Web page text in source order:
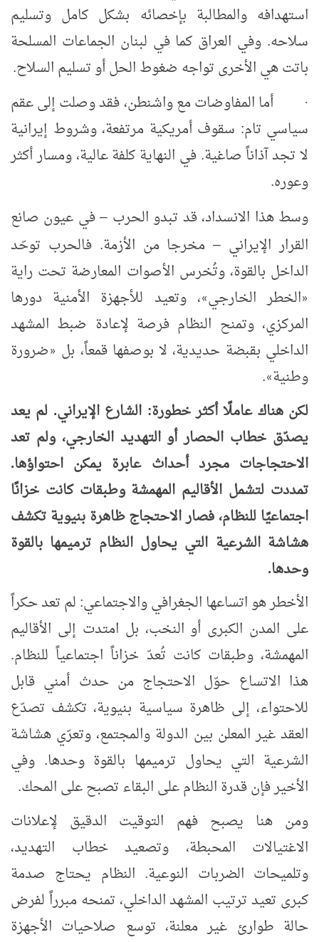
استهدافه والمطالبة بإخصائه بشكل كامل وتسليم
سلاحه. وفي العراق كما في لبنان الجماعات المسلحة
باتت هي الأخرى تواجه ضغوط الحل أو تسليم السلاح.
·
أما المفاوضات مع واشنطن، فقد وصلت إلى عقم
سياسي تام: سقوف أمريكية مرتفعة، وشروط إيرانية
لا تجد آذاناً صاغية. في النهاية كلفة عالية، ومسار أكثر
وعوره.
وسط هذا الانسداد، قد تبدو الحرب –في عيون صانع
القرار الإيراني –مخرجا من الأزمة. فالحرب توحّد
الداخل بالقوة، وتُخرس الأصوات المعارضة تحت راية
«الخطر الخارجي»، وتعيد للأجهزة الأمنية دورها
المركزي، وتمنح النظام فرصة لإعادة ضبط المشهد
الداخلي بقبضة حديدية، لا بوصفها قمعاً، بل « ضرورة
وطنية»
.
لكن هناك عاملًا أكثر خطورة: الشارع الإيراني. لم يعد
يصدّق خطاب الحصار أو التهديد الخارجي، ولم تعد
الاحتجاجات مجرد أحداث عابرة يمكن احتواؤها.
تمددت لتشمل الأقاليم المهمشة وطبقات كانت خزانًا
اجتماعيًا للنظام، فصار الاحتجاج ظاهرة بنيوية تكشف
هشاشة الشرعية التي يحاول النظام ترميمها بالقوة
وحدها.
الأخطر هو اتساعها الجغرافي والاجتماعي: لم تعد حكراً
على المدن الكبرى أو النخب، بل امتدت إلى الأقاليم
المهمشة، وطبقات كانت تُعدّ خزاناً اجتماعياً للنظام.
هذا الاتساع حوّل الاحتجاج من حدث أمني قابل
للاحتواء، إلى ظاهرة سياسية بنيوية، تكشف تصدّع
العقد غير المعلن بين الدولة والمجتمع، وتعرّي هشاشة
الشرعية التي يحاول ترميمها بالقوة وحدها. وفي
الأخير فإن قدرة النظام على البقاء تصبح على المحك.
ومن هنا يصبح فهم التوقيت الدقيق لإعلانات
الاغتيالات المحبطة، وتصعيد خطاب التهديد،
وتلميحات الضربات النوعية. النظام يحتاج صدمة
كبرى تعيد ترتيب المشهد الداخلي، تمنحه مبرراً لفرض
حالة طوارئ غير معلنة، توسع صلاحيات الأجهزة